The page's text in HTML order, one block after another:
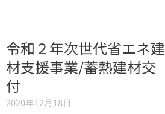
令和２年次世代省エネ建
材支援事業/蓄熱建材交
付
2020年12月18日